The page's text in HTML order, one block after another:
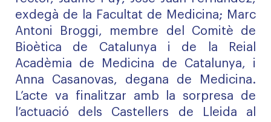
exdegà de la Facultat de Medicina; Marc
Antoni Broggi, membre del Comitè de
Bioètica de Catalunya i de la Reial
Acadèmia de Medicina de Catalunya, i
Anna Casanovas, degana de Medicina.
L’acte va finalitzar amb la sorpresa de
l’actuació dels Castellers de Lleida al